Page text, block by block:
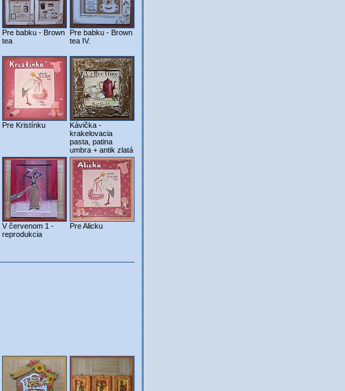
Pre babku - Brown
tea
Pre babku - Brown
tea IV.
Pre Kristínku
Kávička -
krakelovacia
pasta, patina
umbra + antik zlatá
V červenom 1 -
reprodukcia
Pre Alicku